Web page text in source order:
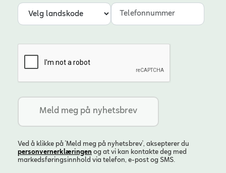
Landskode
Telefonnummer
Ved å klikke på 'Meld meg på nyhetsbrev', aksepterer du
personvern­erklæringen og at vi kan kontakte deg med
markedsføringsinnhold via telefon, e-post og SMS.